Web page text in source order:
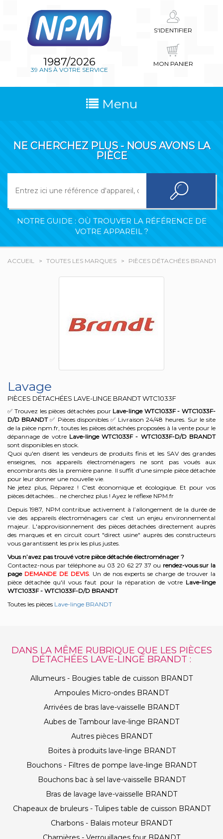
1987/2026
39 ANS À VOTRE SERVICE
S'IDENTIFIER
MON PANIER
Menu
NE CHERCHEZ PLUS - NOUS AVONS LA
PIÈCE
NOTRE GUIDE : OÙ TROUVER LA RÉFÉRENCE DE
VOTRE APPAREIL ?
ACCUEIL TOUTES LES MARQUES PIÈCES DÉTACHÉES BRANDT
Lavage
PIÈCES DÉTACHÉES LAVE-LINGE BRANDTWTC1033F
✅ Trouvez les pièces détachées pour Lave-linge WTC1033F - WTC1033F-
D/D BRANDT✅ Pièces disponibles ✅ Livraison 24/48 heures. Sur le site
de la pièce npm.fr, toutes les pièces détachées proposées à la vente pour le
dépannage de votre Lave-linge WTC1033F - WTC1033F-D/D BRANDT
sont disponibles en stock.
Quoi qu'en disent les vendeurs de produits finis et les SAV des grandes
enseignes, nos appareils électroménagers ne sont pas voués aux
encombrants dès la première panne. Il suffit d'une simple pièce détachée
pour leur donner une nouvelle vie.
Ne jetez plus, Réparez ! C'est économique et écologique. Et pour vos
pièces détachées... ne cherchez plus ! Ayez le réflexe NPM.fr
Depuis 1987, NPM contribue activement à l’allongement de la durée de
vie des appareils électroménagers car c'est un enjeu environnemental
majeur. L'approvisionnement des pièces détachées directement auprès
des marques et en circuit court "direct usine" auprès des constructeurs
vous garantissent les prix les plus justes.
Vous n’avez pas trouvé votre pièce détachée électroménager ?
Contactez-nous par téléphone au 03 20 62 27 37 ou rendez-vous sur la
page DEMANDE DE DEVIS. Un de nos experts se charge de trouver la
pièce détachée qu'il vous faut pour la réparation de votre Lave-linge
WTC1033F - WTC1033F-D/D BRANDT
Toutes les pièces Lave-linge BRANDT
DANS LA MÊME RUBRIQUE QUE LES PIÈCES
DÉTACHÉES LAVE-LINGE BRANDT :
Allumeurs - Bougies table de cuisson BRANDT
Ampoules Micro-ondes BRANDT
Arrivées de bras lave-vaisselle BRANDT
Aubes de Tambour lave-linge BRANDT
Autres pièces BRANDT
Boites à produits lave-linge BRANDT
Bouchons - Filtres de pompe lave-linge BRANDT
Bouchons bac à sel lave-vaisselle BRANDT
Bras de lavage lave-vaisselle BRANDT
Chapeaux de bruleurs - Tulipes table de cuisson BRANDT
Charbons - Balais moteur BRANDT